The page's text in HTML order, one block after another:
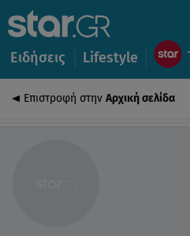
Ειδήσεις Lifestyle
Επιστροφή στην Αρχική σελίδα